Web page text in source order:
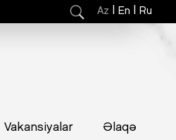
Az En Ru
Vakansiyalar Əlaqə